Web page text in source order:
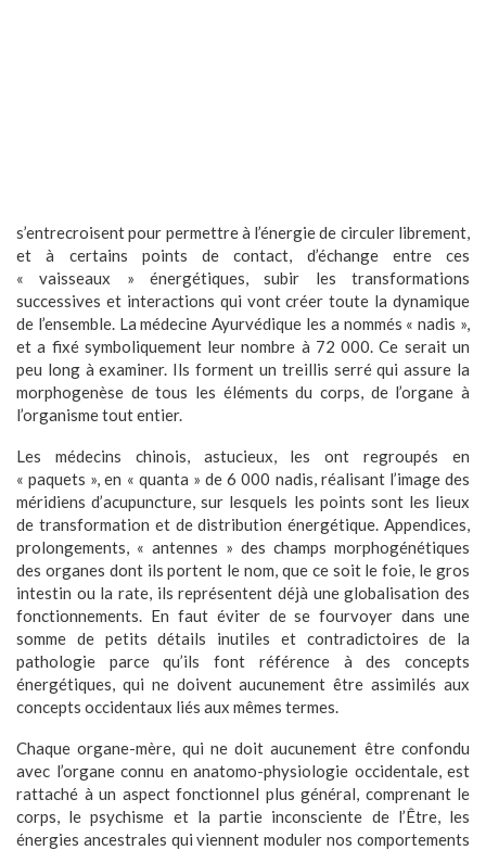
s’entrecroisent pour permettre à l’énergie de circuler librement,
et à certains points de contact, d’échange entre ces
« vaisseaux » énergétiques, subir les transformations
successives et interactions qui vont créer toute la dynamique
de l’ensemble. La médecine Ayurvédique les a nommés « nadis »,
et a fixé symboliquement leur nombre à 72 000. Ce serait un
peu long à examiner. Ils forment un treillis serré qui assure la
morphogenèse de tous les éléments du corps, de l’organe à
l’organisme tout entier.
Les médecins chinois, astucieux, les ont regroupés en
« paquets », en « quanta » de 6 000 nadis, réalisant l’image des
méridiens d’acupuncture, sur lesquels les points sont les lieux
de transformation et de distribution énergétique. Appendices,
prolongements, « antennes » des champs morphogénétiques
des organes dont ils portent le nom, que ce soit le foie, le gros
intestin ou la rate, ils représentent déjà une globalisation des
fonctionnements. En faut éviter de se fourvoyer dans une
somme de petits détails inutiles et contradictoires de la
pathologie parce qu’ils font référence à des concepts
énergétiques, qui ne doivent aucunement être assimilés aux
concepts occidentaux liés aux mêmes termes.
Chaque organe-mère, qui ne doit aucunement être confondu
avec l’organe connu en anatomo-physiologie occidentale, est
rattaché à un aspect fonctionnel plus général, comprenant le
corps, le psychisme et la partie inconsciente de l’Être, les
énergies ancestrales qui viennent moduler nos comportements